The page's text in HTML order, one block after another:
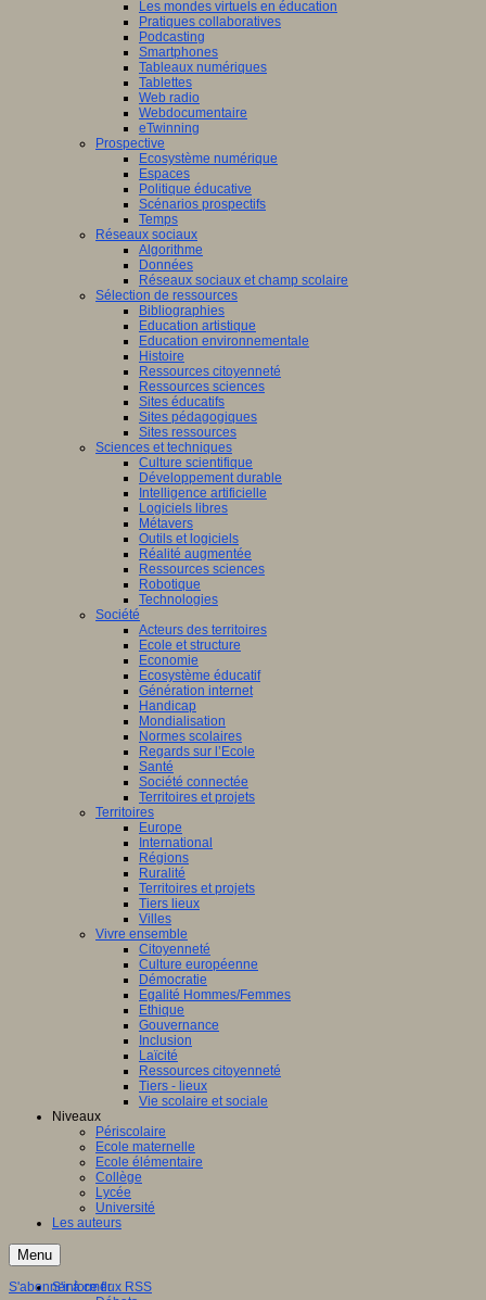
Les mondes virtuels en éducation
Pratiques collaboratives
Podcasting
Smartphones
Tableaux numériques
Tablettes
Web radio
Webdocumentaire
eTwinning
Prospective
Ecosystème numérique
Espaces
Politique éducative
Scénarios prospectifs
Temps
Réseaux sociaux
Algorithme
Données
Réseaux sociaux et champ scolaire
Sélection de ressources
Bibliographies
Education artistique
Education environnementale
Histoire
Ressources citoyenneté
Ressources sciences
Sites éducatifs
Sites pédagogiques
Sites ressources
Sciences et techniques
Culture scientifique
Développement durable
Intelligence artificielle
Logiciels libres
Métavers
Outils et logiciels
Réalité augmentée
Ressources sciences
Robotique
Technologies
Société
Acteurs des territoires
Ecole et structure
Economie
Ecosystème éducatif
Génération internet
Handicap
Mondialisation
Normes scolaires
Regards sur l’Ecole
Santé
Société connectée
Territoires et projets
Territoires
Europe
International
Régions
Ruralité
Territoires et projets
Tiers lieux
Villes
Vivre ensemble
Citoyenneté
Culture européenne
Démocratie
Egalité Hommes/Femmes
Ethique
Gouvernance
Inclusion
Laïcité
Ressources citoyenneté
Tiers - lieux
Vie scolaire et sociale
Niveaux
Périscolaire
Ecole maternelle
Ecole élémentaire
Collège
Lycée
Université
Les auteurs
Menu
S'informer
S'abonner à ce flux RSS